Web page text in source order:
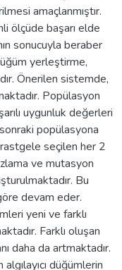
amaçlanmıştır.
ölçüde başarı elde
sonucuyla beraber
yerleştirme,
Önerilen sistemde,
Popülasyon
uygunluk değerleri
popülasyona
seçilen her 2
ve mutasyon
Bu
devam eder.
yeni ve farklı
Farklı oluşan
daha da artmaktadır.
düğümlerin